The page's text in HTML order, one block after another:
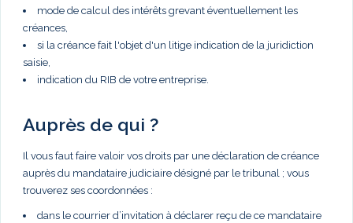
mode de calcul des intérêts grevant éventuellement les
créances,
si la créance fait l'objet d'un litige indication de la juridiction
saisie,
indication du RIB de votre entreprise.
Auprès de qui ?
Il vous faut faire valoir vos droits par une déclaration de créance
auprès du mandataire judiciaire désigné par le tribunal ; vous
trouverez ses coordonnées :
dans le courrier d’invitation à déclarer reçu de ce mandataire